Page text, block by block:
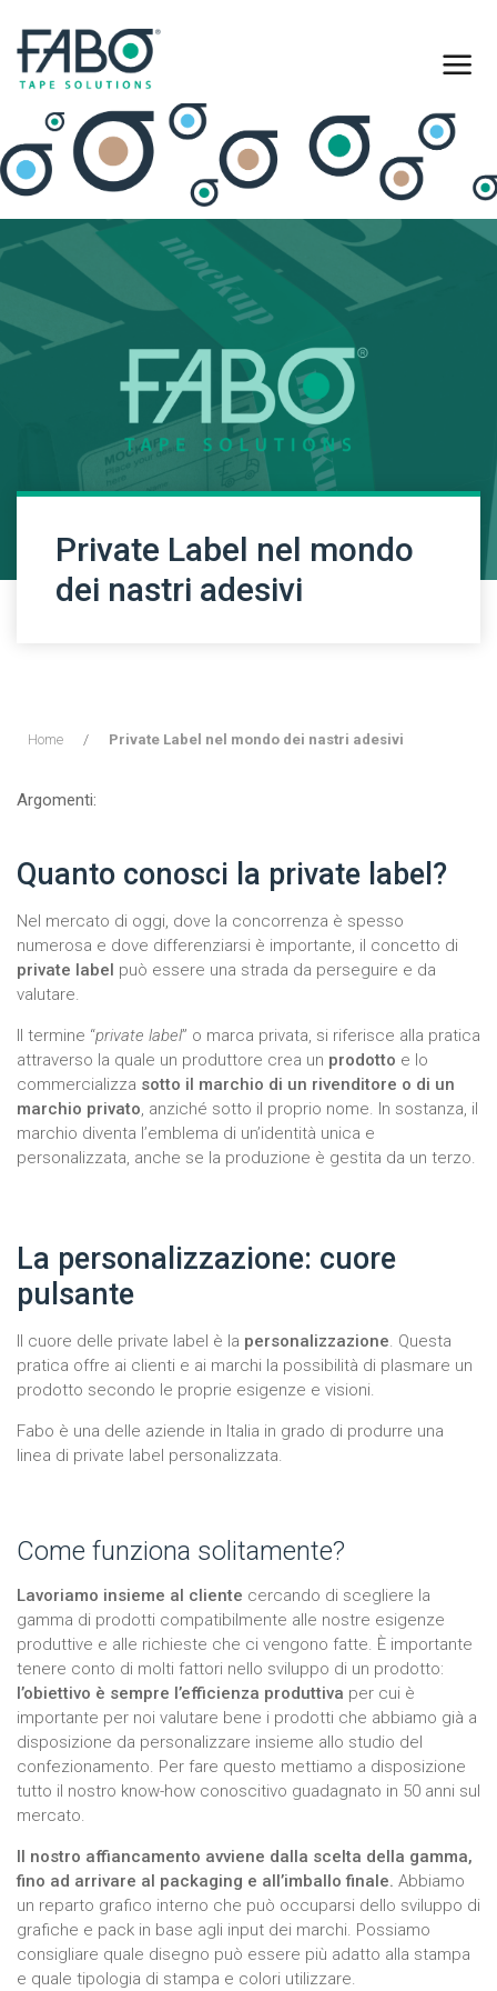
Private Label nel mondo
dei nastri adesivi
Home / Private Label nel mondo dei nastri adesivi
Argomenti:
Quanto conosci la private label?
Nel mercato di oggi, dove la concorrenza è spesso
numerosa e dove differenziarsi è importante, il concetto di
private label può essere una strada da perseguire e da
valutare.
Il termine “private label” o marca privata, si riferisce alla pratica
attraverso la quale un produttore crea un prodotto e lo
commercializza sotto il marchio di un rivenditore o di un
marchio privato, anziché sotto il proprio nome. In sostanza, il
marchio diventa l’emblema di un’identità unica e
personalizzata, anche se la produzione è gestita da un terzo.
La personalizzazione: cuore
pulsante
Il cuore delle private label è la personalizzazione. Questa
pratica offre ai clienti e ai marchi la possibilità di plasmare un
prodotto secondo le proprie esigenze e visioni.
Fabo è una delle aziende in Italia in grado di produrre una
linea di private label personalizzata.
Come funziona solitamente?
Lavoriamo insieme al cliente cercando di scegliere la
gamma di prodotti compatibilmente alle nostre esigenze
produttive e alle richieste che ci vengono fatte. È importante
tenere conto di molti fattori nello sviluppo di un prodotto:
l’obiettivo è sempre l’efficienza produttiva per cui è
importante per noi valutare bene i prodotti che abbiamo già a
disposizione da personalizzare insieme allo studio del
confezionamento. Per fare questo mettiamo a disposizione
tutto il nostro know-how conoscitivo guadagnato in 50 anni sul
mercato.
Il nostro affiancamento avviene dalla scelta della gamma,
fino ad arrivare al packaging e all’imballo finale. Abbiamo
un reparto grafico interno che può occuparsi dello sviluppo di
grafiche e pack in base agli input dei marchi. Possiamo
consigliare quale disegno può essere più adatto alla stampa
e quale tipologia di stampa e colori utilizzare.